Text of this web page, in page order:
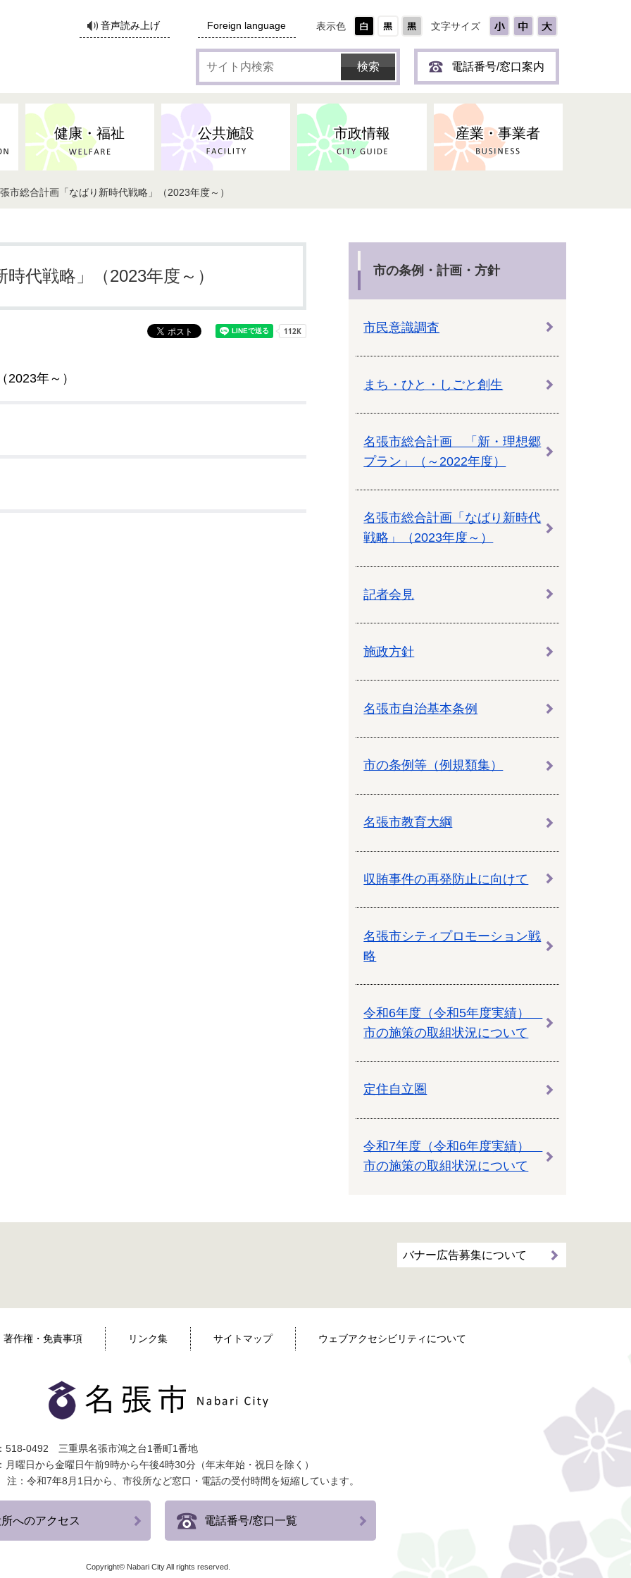
音声読み上げ Foreign language 表示色 文字サイズ
イ
ト
検
索
電話番号/窓口案内
健康・福祉 公共施設 市政情報 産業・事業者
市総合計画「なばり新時代戦略」（2023年度～）
代戦略」（2023年度～）
年～）
市の条例・計画・方針
市民意識調査
まち・ひと・しごと創生
名張市総合計画 「新・理想郷
プラン」（～2022年度）
名張市総合計画「なばり新時代
戦略」（2023年度～）
記者会見
施政方針
名張市自治基本条例
市の条例等（例規類集）
名張市教育大綱
収賄事件の再発防止に向けて
名張市シティプロモーション戦
略
令和6年度（令和5年度実績）
市の施策の取組状況について
定住自立圏
令和7年度（令和6年度実績）
市の施策の取組状況について
バナー広告募集について
著作権・免責事項 リンク集 サイトマップ ウェブアクセシビリティについて
518-0492 三重県名張市鴻之台1番町1番地
月曜日から金曜日午前9時から午後4時30分（年末年始・祝日を除く）
注：令和7年8月1日から、市役所など窓口・電話の受付時間を短縮しています。
へのアクセス 電話番号/窓口一覧
Copyright© Nabari City All rights reserved.